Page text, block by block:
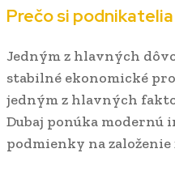
Prečo si
Jedným z hlavných
stabilné ekonomické
jedným z hlavných
Dubaj ponúka
podmienky na